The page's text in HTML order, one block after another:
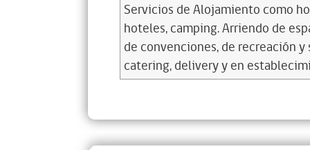
Servicios de Alojamiento como
hoteles, camping. Arriendo de
de convenciones, de recreación
catering, delivery y en